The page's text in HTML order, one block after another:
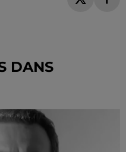
DANS